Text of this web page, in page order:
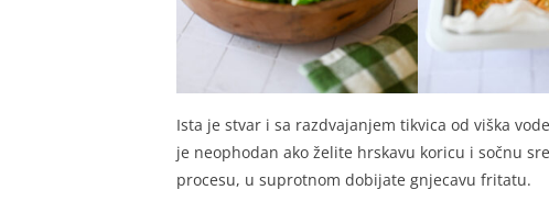
Ista je stvar i sa razdvajanjem tikvica od viška
je neophodan ako želite hrskavu koricu i sočnu
procesu, u suprotnom dobijate gnjecavu fritatu.